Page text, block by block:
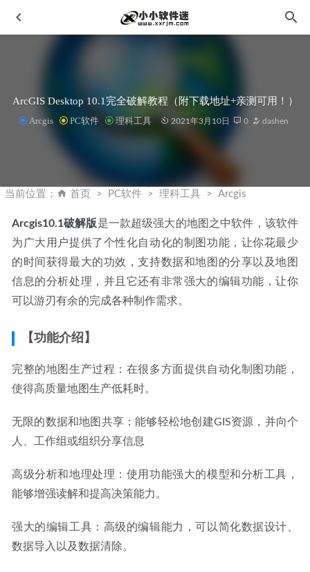
ArcGIS Desktop 10.1完全破解教程（附下载地址+亲测可用！）
Arcgis PC软件 理科工具 2021年3月10日 0 dashen
当前位置： 首页 PC软件 理科工具 Arcgis
Arcgis10.1破解版是一款超级强大的地图之中软件，该软件
为广大用户提供了个性化自动化的制图功能，让你花最少
的时间获得最大的功效，支持数据和地图的分享以及地图
信息的分析处理，并且它还有非常强大的编辑功能，让你
可以游刃有余的完成各种制作需求。
【功能介绍】
完整的地图生产过程：在很多方面提供自动化制图功能，
使得高质量地图生产低耗时。
无限的数据和地图共享：能够轻松地创建GIS资源，并向个
人、工作组或组织分享信息
高级分析和地理处理：使用功能强大的模型和分析工具，
能够增强读解和提高决策能力。
强大的编辑工具：高级的编辑能力，可以简化数据设计、
数据导入以及数据清除。
PlayerFab v7.0.4.2中文破解版-4K蓝光播放器
Topaz Video AI 3.1.6 中文绿色便携破解版+17G离线模型包
AVCLabs Video Enhancer AI v5.3.0 中文破解版-智能视频增
强工具 2026-06-29
Proteus8.4完美破解汉化版-单片机仿真软件下载地址和安装
教程 2020-02-06
XYplorer 24.50.0200中文破解版-windows资源管理器工具